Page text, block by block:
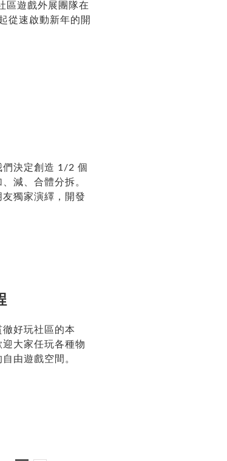
區遊戲外展團隊在
從速啟動新年的開
們決定創造 1/2 個
減、合體分拆。
獨家演繹，開發
好玩社區的本
大家任玩各種物
由遊戲空間。